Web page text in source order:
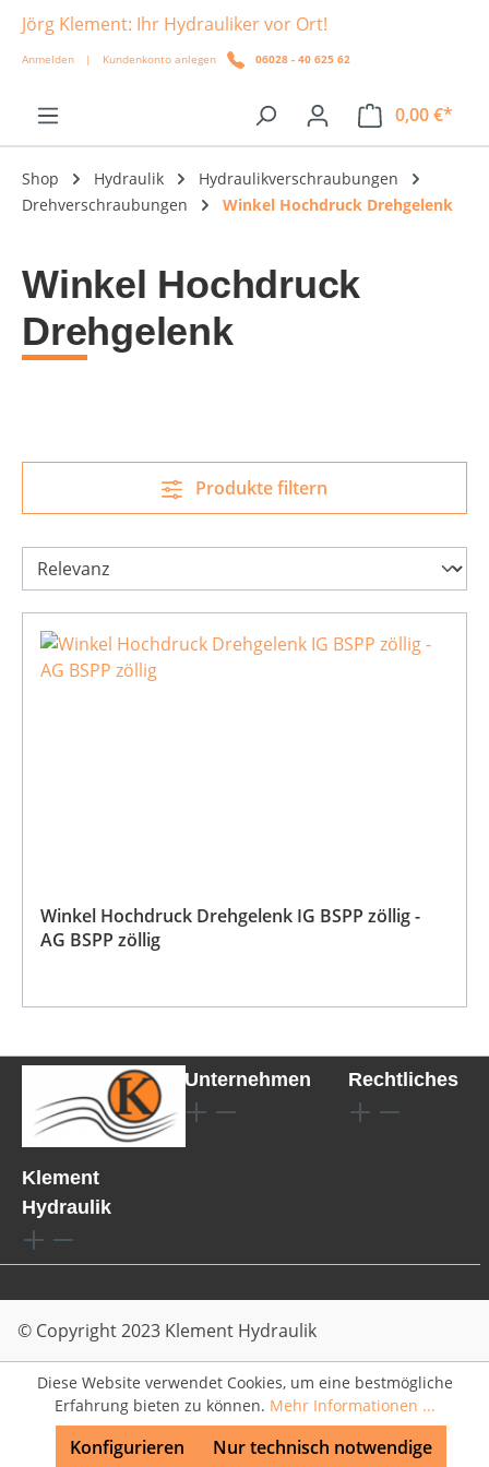
springen
Jörg Klement: Ihr Hydrauliker vor Ort!
Anmelden | Kundenkonto anlegen 06028 - 40 625 62
0,00 €*
Shop Hydraulik
Hydraulikverschraubungen
Drehverschraubungen
Winkel Hochdruck Drehgelenk
Winkel Hochdruck
Drehgelenk
Produkte filtern
Winkel Hochdruck Drehgelenk IG BSPP zöllig -
AG BSPP zöllig
Klement
Hydraulik
Unternehmen Rechtliches
© Copyright 2023 Klement Hydraulik
Diese Website verwendet Cookies, um eine bestmögliche
Erfahrung bieten zu können. Mehr Informationen ...
Nur technisch notwendige
Konfigurieren